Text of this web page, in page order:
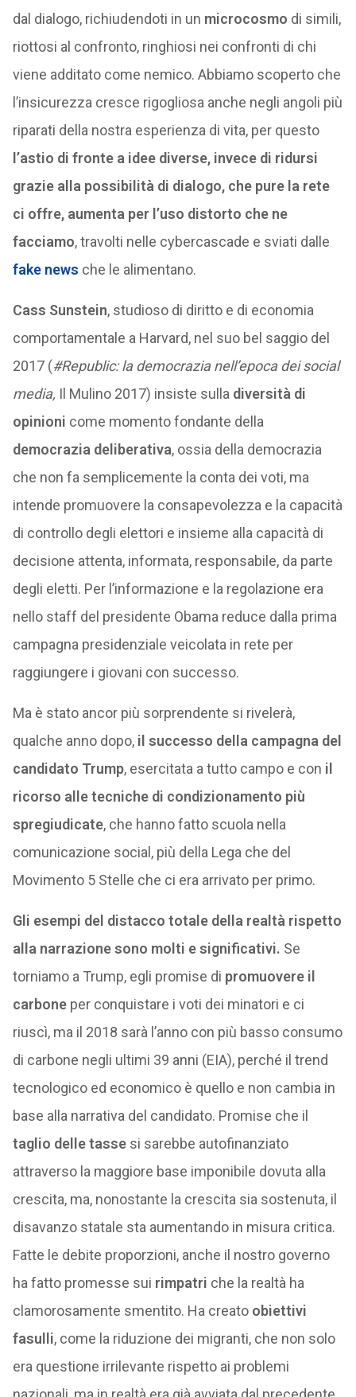
dal dialogo, richiudendoti in un microcosmo di simili,
riottosi al confronto, ringhiosi nei confronti di chi
viene additato come nemico. Abbiamo scoperto che
l’insicurezza cresce rigogliosa anche negli angoli più
riparati della nostra esperienza di vita, per questo
l’astio di fronte a idee diverse, invece di ridursi
grazie alla possibilità di dialogo, che pure la rete
ci offre, aumenta per l’uso distorto che ne
facciamo, travolti nelle cybercascade e sviati dalle
fake news che le alimentano.
Cass Sunstein, studioso di diritto e di economia
comportamentale a Harvard, nel suo bel saggio del
2017 (#Republic: la democrazia nell’epoca dei social
media, Il Mulino 2017) insiste sulla diversità di
opinioni come momento fondante della
democrazia deliberativa, ossia della democrazia
che non fa semplicemente la conta dei voti, ma
intende promuovere la consapevolezza e la capacità
di controllo degli elettori e insieme alla capacità di
decisione attenta, informata, responsabile, da parte
degli eletti. Per l’informazione e la regolazione era
nello staff del presidente Obama reduce dalla prima
campagna presidenziale veicolata in rete per
raggiungere i giovani con successo.
Ma è stato ancor più sorprendente si rivelerà,
qualche anno dopo,il successo della campagna del
candidato Trump, esercitata a tutto campo e con il
ricorso alle tecniche di condizionamento più
spregiudicate, che hanno fatto scuola nella
comunicazione social, più della Lega che del
Movimento 5 Stelle che ci era arrivato per primo.
Gli esempi del distacco totale della realtà rispetto
alla narrazione sono molti e significativi. Se
torniamo a Trump, egli promise di promuovere il
carboneper conquistare i voti dei minatori e ci
riuscì, ma il 2018 sarà l’anno con più basso consumo
di carbone negli ultimi 39 anni (EIA), perché il trend
tecnologico ed economico è quello e non cambia in
base alla narrativa del candidato. Promise che il
taglio delle tassesi sarebbe autofinanziato
attraverso la maggiore base imponibile dovuta alla
crescita, ma, nonostante la crescita sia sostenuta, il
disavanzo statale sta aumentando in misura critica.
Fatte le debite proporzioni, anche il nostro governo
ha fatto promesse sui rimpatri che la realtà ha
clamorosamente smentito. Ha creatoobiettivi
fasulli, come la riduzione dei migranti, che non solo
era questione irrilevante rispetto ai problemi